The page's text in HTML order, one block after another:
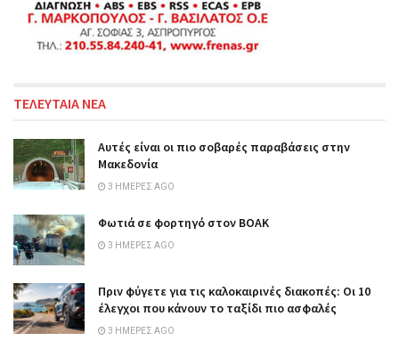
ΤΕΛΕΥΤΑΙΑ ΝΕΑ
Αυτές είναι οι πιο σοβαρές παραβάσεις στην
Μακεδονία
3 ΗΜΈΡΕΣ AGO
Φωτιά σε φορτηγό στον ΒΟΑΚ
3 ΗΜΈΡΕΣ AGO
Πριν φύγετε για τις καλοκαιρινές διακοπές: Οι 10
έλεγχοι που κάνουν το ταξίδι πιο ασφαλές
3 ΗΜΈΡΕΣ AGO